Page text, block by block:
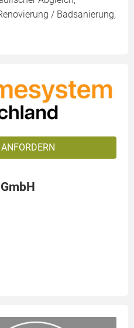
/ Badsanierung,